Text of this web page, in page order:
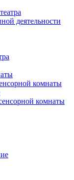
деятельности
комнаты
комнаты